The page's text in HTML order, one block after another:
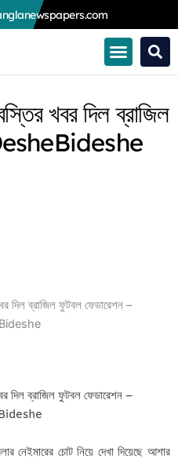
খবর দিল ব্রাজিল
নেইমারের চোট নিয়ে দেখা দিয়েছে আশার